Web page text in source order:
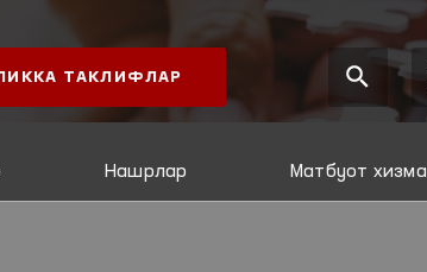
ТАКЛИФЛАР
Нашрлар Матбуот